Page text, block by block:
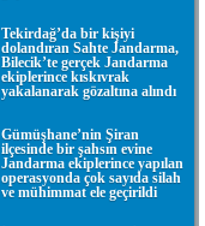
Tekirdağ’da bir kişiyi
dolandıran Sahte Jandarma,
Bilecik’te gerçek Jandarma
ekiplerince kıskıvrak
yakalanarak gözaltına alındı
Gümüşhane’nin Şiran
ilçesinde bir şahsın evine
Jandarma ekiplerince yapılan
operasyonda çok sayıda silah
ve mühimmat ele geçirildi